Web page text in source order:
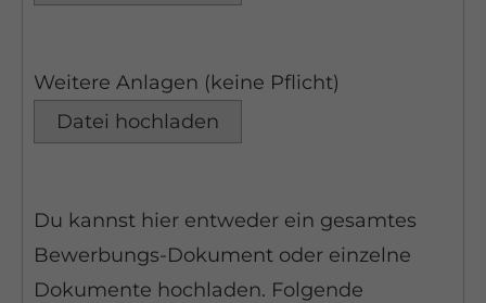
Weitere Anlagen (keine Pflicht)
Datei hochladen
Du kannst hier entweder ein gesamtes
Bewerbungs-Dokument oder einzelne
Dokumente hochladen. Folgende